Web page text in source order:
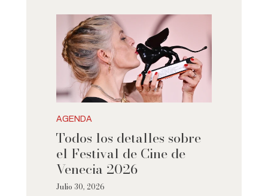
AGENDA
Todos los detalles sobre
el Festival de Cine de
Venecia 2026
Julio 30, 2026